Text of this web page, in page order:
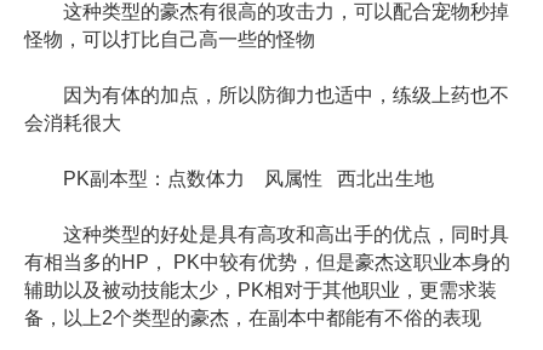
这种类型的豪杰有很高的攻击力，可以配合宠物秒掉
怪物，可以打比自己高一些的怪物
因为有体的加点，所以防御力也适中，练级上药也不
会消耗很大
PK副本型：点数体力 风属性 西北出生地
这种类型的好处是具有高攻和高出手的优点，同时具
有相当多的HP， PK中较有优势，但是豪杰这职业本身的
辅助以及被动技能太少，PK相对于其他职业，更需求装
备，以上2个类型的豪杰，在副本中都能有不俗的表现